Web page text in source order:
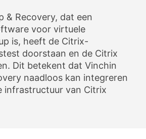
& Recovery, dat een
voor virtuele
is, heeft de Citrix-
doorstaan ​​en de Citrix
Dit betekent dat Vinchin
naadloos kan integreren
infrastructuur van Citrix